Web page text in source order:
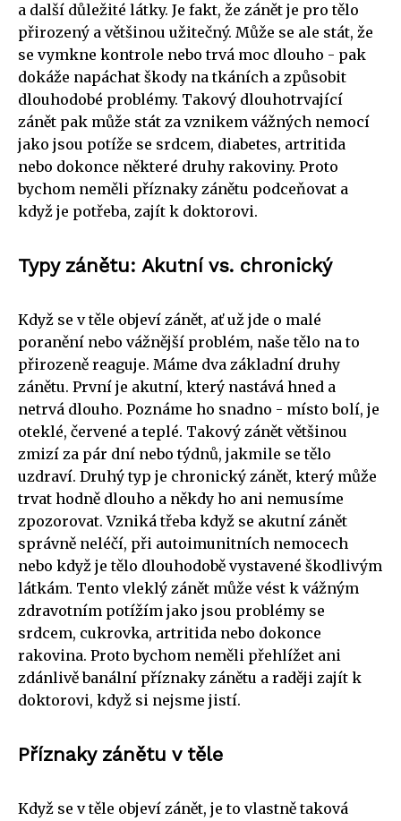
a další důležité látky. Je fakt, že zánět je pro tělo
přirozený a většinou užitečný. Může se ale stát, že
se vymkne kontrole nebo trvá moc dlouho - pak
dokáže napáchat škody na tkáních a způsobit
dlouhodobé problémy. Takový dlouhotrvající
zánět pak může stát za vznikem vážných nemocí
jako jsou potíže se srdcem, diabetes, artritida
nebo dokonce některé druhy rakoviny. Proto
bychom neměli příznaky zánětu podceňovat a
když je potřeba, zajít k doktorovi.
Typy zánětu: Akutní vs. chronický
Když se v těle objeví zánět, ať už jde o malé
poranění nebo vážnější problém, naše tělo na to
přirozeně reaguje. Máme dva základní druhy
zánětu. První je akutní, který nastává hned a
netrvá dlouho. Poznáme ho snadno - místo bolí, je
oteklé, červené a teplé. Takový zánět většinou
zmizí za pár dní nebo týdnů, jakmile se tělo
uzdraví. Druhý typ je chronický zánět, který může
trvat hodně dlouho a někdy ho ani nemusíme
zpozorovat. Vzniká třeba když se akutní zánět
správně neléčí, při autoimunitních nemocech
nebo když je tělo dlouhodobě vystavené škodlivým
látkám. Tento vleklý zánět může vést k vážným
zdravotním potížím jako jsou problémy se
srdcem, cukrovka, artritida nebo dokonce
rakovina. Proto bychom neměli přehlížet ani
zdánlivě banální příznaky zánětu a raději zajít k
doktorovi, když si nejsme jistí.
Příznaky zánětu v těle
Když se v těle objeví zánět, je to vlastně taková